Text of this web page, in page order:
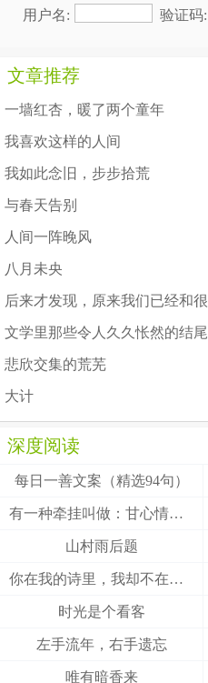
用户名: 验证码:
文章推荐
一墙红杏，暖了两个童年
我喜欢这样的人间
我如此念旧，步步拾荒
与春天告别
人间一阵晚风
八月未央
文学里那些令人久久怅然的结尾
悲欣交集的荒芜
大计
深度阅读
每日一善文案（精选94句）
有一种牵挂叫做：甘心情愿！
山村雨后题
你在我的诗里，我却不在你的梦里
时光是个看客
左手流年，右手遗忘
唯有暗香来